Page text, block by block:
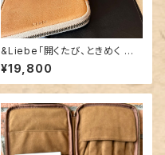
&Liebe「開くたび、ときめく 文
具ポーチ（栃木レザー）」／5本
差し
¥19,800